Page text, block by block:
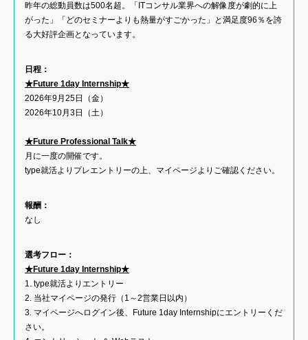
昨年の総動員数は500名超。「ITコンサル業界への解像度が劇的に上
がった」「どのセミナーよりも熱量がすごかった」と満足度96％を誇
る大好評企画となっています。
日程：
★Future 1day Internship★
2026年9月25日（金）
2026年10月3日（土）
★Future Professional Talk★
月に一度の開催です。
type就活よりプレエントリーの上、マイページよりご確認ください。
報酬：
なし
選考フロー：
★Future 1day Internship★
1. type就活よりエントリー
2. 当社マイページの発行（1～2営業日以内）
3. マイページへログイン後、Future 1day Internshipにエントリーくだ
さい。